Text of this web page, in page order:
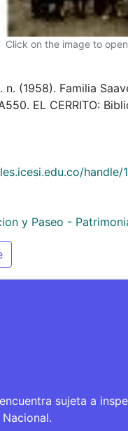
Click on the image to
n. (1958). Familia
EL CERRITO:
y Paseo -
sujeta a
Nacional.